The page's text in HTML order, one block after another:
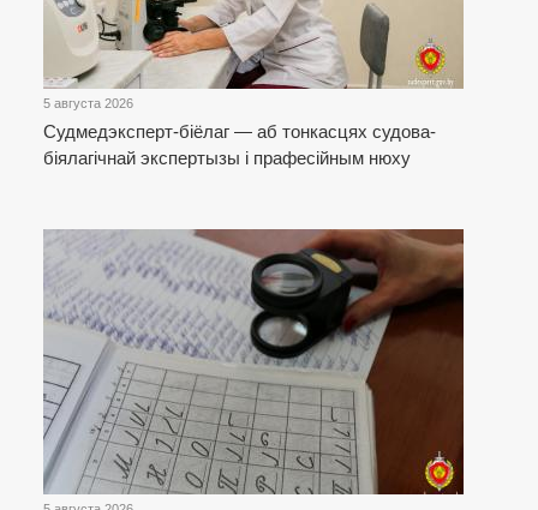
5 августа 2026
Cудмедэксперт-біёлаг — аб тонкасцях судова-
біялагічнай экспертызы і прафесійным нюху